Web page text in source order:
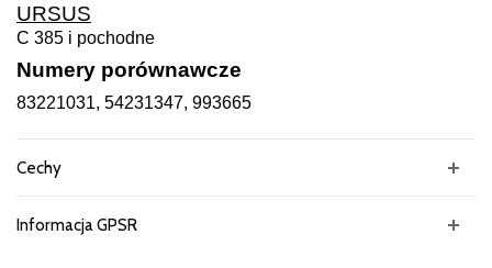
URSUS
C 385 i pochodne
Numery porównawcze
83221031, 54231347, 993665
Cechy
Informacja GPSR